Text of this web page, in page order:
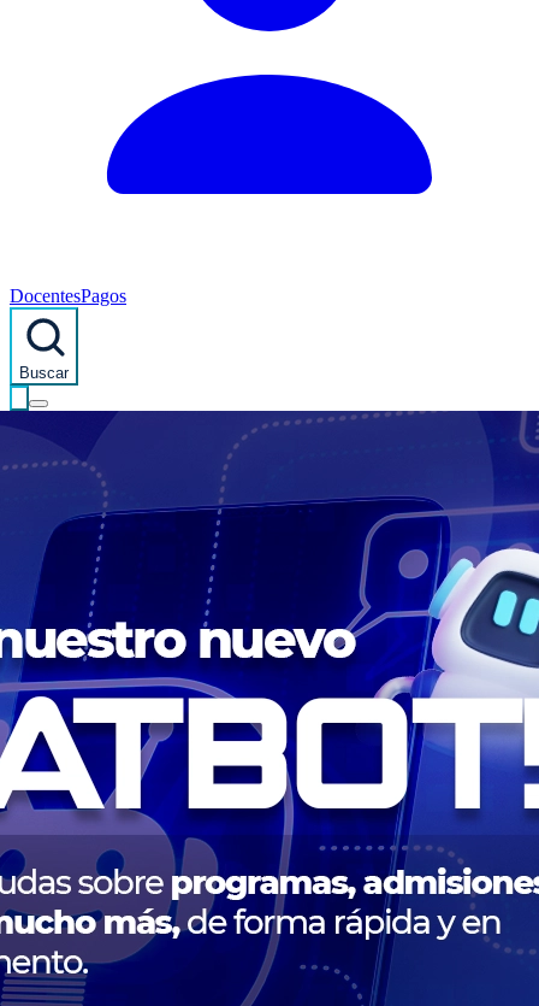
DocentesPagos
Buscar